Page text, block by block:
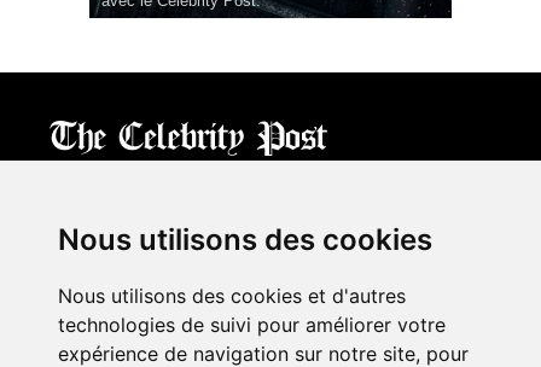
Nous utilisons des cookies
Nous utilisons des cookies et d'autres
technologies de suivi pour améliorer votre
expérience de navigation sur notre site, pour
Terms of Use| Privacy|Cookies Policy (Mes préférences)
À propos
Mentions légales